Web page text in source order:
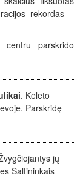
rekordas –
parskrido
. Keleto
Parskridę
jų
Saltininkais